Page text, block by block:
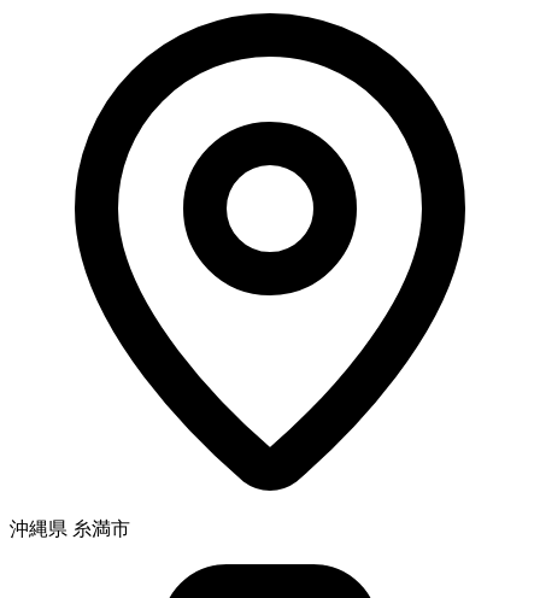
沖縄県 糸満市